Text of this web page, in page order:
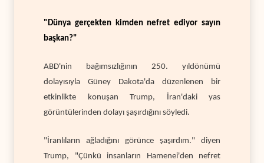
"Dünya gerçekten kimden nefret ediyor sayın
başkan?"
ABD'nin bağımsızlığının 250. yıldönümü
dolayısıyla Güney Dakota'da düzenlenen bir
etkinlikte konuşan Trump, İran'daki yas
görüntülerinden dolayı şaşırdığını söyledi.
"İranlıların ağladığını görünce şaşırdım." diyen
Trump, "Çünkü insanların Hamenei'den nefret